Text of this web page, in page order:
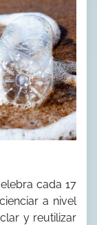
cada 17
a nivel
y reutilizar